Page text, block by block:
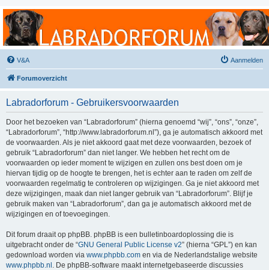
Labradorforum
Het gezelligste Labradorforum van Nederland en België!
V&A Aanmelden
Forumoverzicht
Labradorforum - Gebruikersvoorwaarden
Door het bezoeken van “Labradorforum” (hierna genoemd “wij”, “ons”, “onze”,
“Labradorforum”, “http://www.labradorforum.nl”), ga je automatisch akkoord met
de voorwaarden. Als je niet akkoord gaat met deze voorwaarden, bezoek of
gebruik “Labradorforum” dan niet langer. We hebben het recht om de
voorwaarden op ieder moment te wijzigen en zullen ons best doen om je
hiervan tijdig op de hoogte te brengen, het is echter aan te raden om zelf de
voorwaarden regelmatig te controleren op wijzigingen. Ga je niet akkoord met
deze wijzigingen, maak dan niet langer gebruik van “Labradorforum”. Blijf je
gebruik maken van “Labradorforum”, dan ga je automatisch akkoord met de
wijzigingen en of toevoegingen.
Dit forum draait op phpBB. phpBB is een bulletinboardoplossing die is
uitgebracht onder de “GNU General Public License v2” (hierna “GPL”) en kan
gedownload worden via www.phpbb.com en via de Nederlandstalige website
www.phpbb.nl . De phpBB-software maakt internetgebaseerde discussies